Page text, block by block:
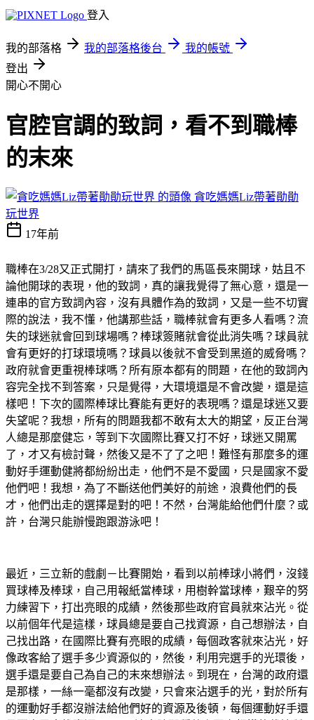
登入
我的部落格 我的部落格後台
我的帳號
登出
開心不開心
官腔官調的致詞，看不到職棒
的末來
貪吃媽媽Liz帶著勛勛
玩世界
17年前
職棒在3/28又正式開打，請來了我們的馬區長來開球，姑且不
論他開球的表現，他的致詞，真的讓我覺得了無心意，還是一
連串的官方致詞內容，沒有具體作為的致詞，又是一些不切實
際的說法，我不懂，他講那些話，職棒就會有更多人看嗎？流
失的球迷就會回到球場嗎？棒球簽賭就會從此消失嗎？球員就
會有更好的打球環境嗎？球員以後就不會受到黑道的威脅嗎？
政府就會更重視棒球嗎？所有原本都有的問題，在他的致詞內
容完全找不到答案，只是覺得，大環境還是不會改變，還是這
樣吧！下次的國際棒球比賽能有更好的表現嗎？還是球迷又要
失望呢？我想，所有的問題我都不敢有太大的期望，反正台灣
人總是那麼健忘，等到下次國際比賽又打不好，球迷又開罵
了，才又有檢討聲，然後又是不了了之吧！難怪有那麼多的運
動好手運動健將都紛紛出走，他們不是不愛國，只是國家不愛
他們吧！我想，為了不斷送他們美好的前途，浪費他們的長
才，他們出走的選擇是對的吧！不然，台灣能給他們什麼？或
許，台灣只能辦慢跑跟游泳吧！
最近，三立新的戲劇－比賽開始，看到以前棒球小將們，沒錢
買球棒及棒球，自己用報紙當棒球，用樹幹當球棒，艱辛的努
力練習下，打出亮眼的成績，然後那些政府官員就來沾光。從
以前個年代是這樣，球員總是要自己找資源，自己想辦法，自
己找出路，在國際比賽有亮眼的成績，每個政客就來沾光，好
像政客給了選手多少資源似的，然後，利用完選手的光環後，
選手還是要自己為自己的末來想辦法。到現在，台灣的政府還
是那樣，一絲一毫都沒有改變，只會來沾選手的光，對於所有
的運動好手都沒辦法給他們好的資源及後頓，每個運動好手還